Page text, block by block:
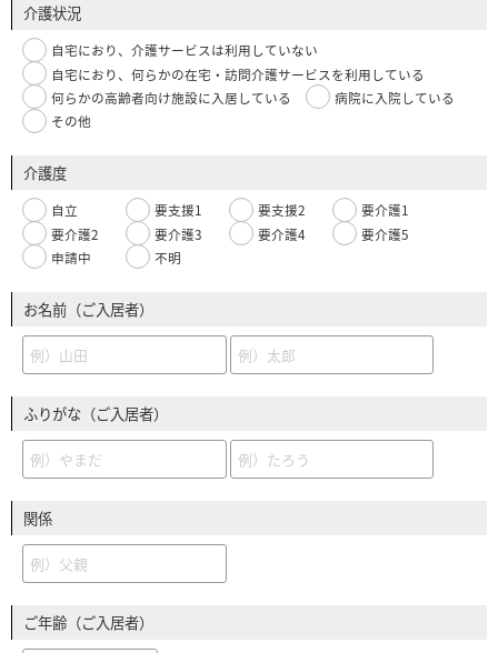
介護状況
自宅におり、介護サービスは利用していない
自宅におり、何らかの在宅・訪問介護サービスを利用している
何らかの高齢者向け施設に入居している
病院に入院している
その他
介護度
自立 要支援1 要支援2
要介護1
要介護2
要介護3 要介護4
要介護5
申請中
不明
お名前（ご入居者）
ふりがな（ご入居者）
関係
ご年齢（ご入居者）